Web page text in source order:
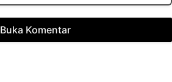
Buka Komentar